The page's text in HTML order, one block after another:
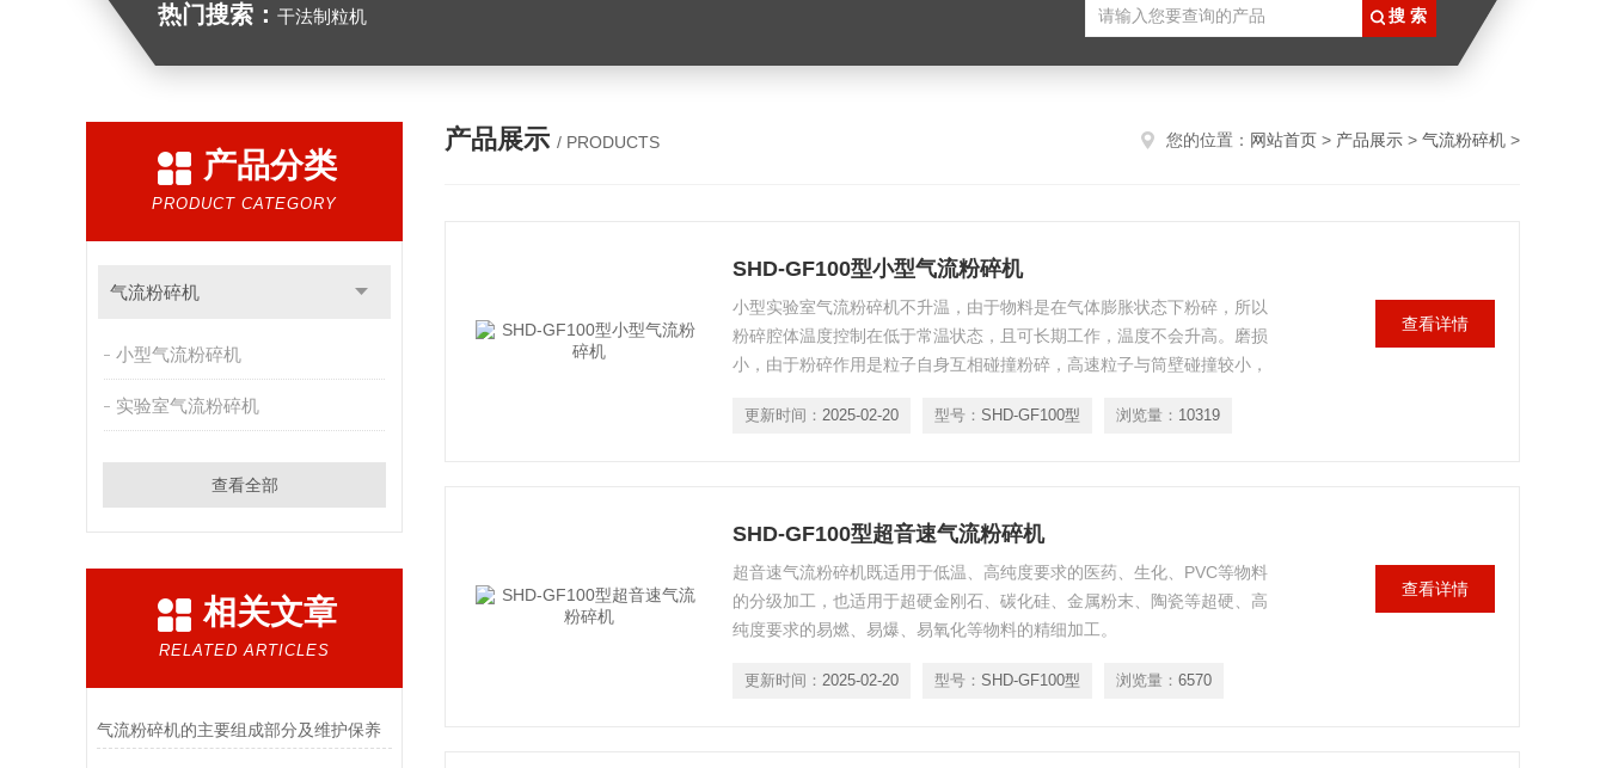
热门搜索： 干法制粒机
产品分类
PRODUCT CATEGORY
气流粉碎机
小型气流粉碎机
实验室气流粉碎机
查看全部
相关文章
RELATED ARTICLES
气流粉碎机的主要组成部分及维护保养
产品展示 / PRODUCTS 您的位置： 网站首页 > 产品展示 > 气流粉碎机 >
SHD-GF100型小型气流粉碎机
小型实验室气流粉碎机不升温，由于物料是在气体膨胀状态下粉碎，所以
粉碎腔体温度控制在低于常温状态，且可长期工作，温度不会升高。磨损
小，由于粉碎作用是粒子自身互相碰撞粉碎，高速粒子与筒壁碰撞较小，
更新时间： 2025-02-20 型号： SHD-GF100型 浏览量： 10319
查看详情
SHD-GF100型超音速气流粉碎机
超音速气流粉碎机既适用于低温、高纯度要求的医药、生化、PVC等物料
的分级加工，也适用于超硬金刚石、碳化硅、金属粉末、陶瓷等超硬、高
纯度要求的易燃、易爆、易氧化等物料的精细加工。
更新时间： 2025-02-20 型号： SHD-GF100型 浏览量： 6570
查看详情